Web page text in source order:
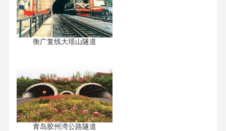
衡广复线大瑶山隧道
青岛胶州湾公路隧道